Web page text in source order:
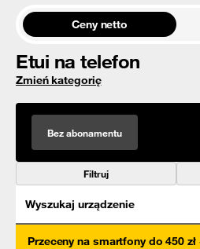
Ceny netto
Etui na telefon
Zmień kategorię
Bez abonamentu
Filtruj
Wyszukaj urządzenie
Przeceny na smartfony do 450